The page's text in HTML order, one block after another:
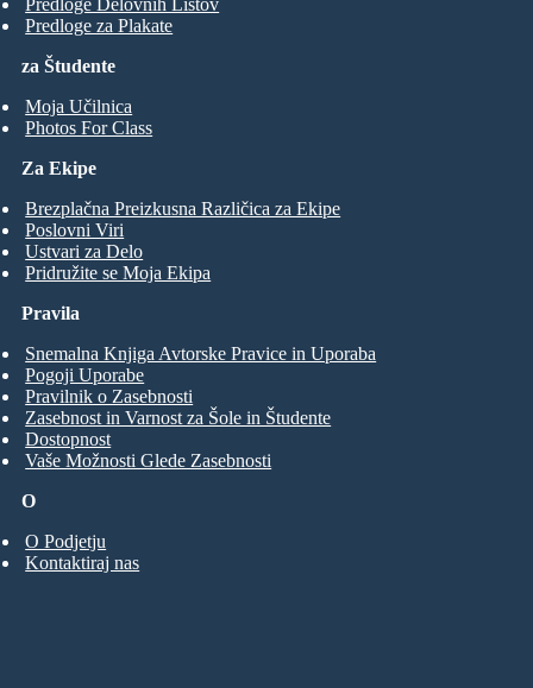
za Študente
Moja Učilnica
Photos For Class
Predloge za Plakate
Za Ekipe
Brezplačna Preizkusna Različica za Ekipe
Poslovni Viri
Ustvari za Delo
Pridružite se Moja Ekipa
O
O Podjetju
Kontaktiraj nas
Pravila
Snemalna Knjiga Avtorske Pravice in Uporaba
Pogoji Uporabe
Pravilnik o Zasebnosti
Zasebnost in Varnost za Šole in Študente
Dostopnost
Vaše Možnosti Glede Zasebnosti